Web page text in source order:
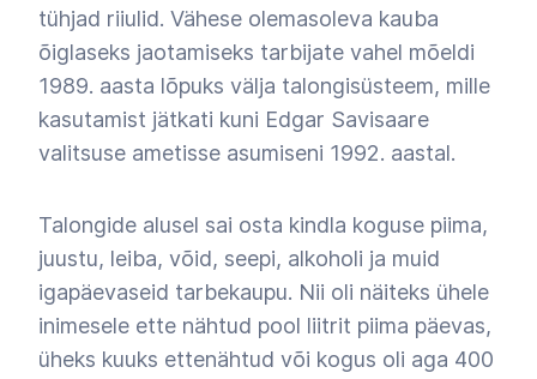
tühjad riiulid. Vähese olemasoleva kauba
õiglaseks jaotamiseks tarbijate vahel mõeldi
1989. aasta lõpuks välja talongisüsteem, mille
kasutamist jätkati kuni Edgar Savisaare
valitsuse ametisse asumiseni 1992. aastal.
Talongide alusel sai osta kindla koguse piima,
juustu, leiba, võid, seepi, alkoholi ja muid
igapäevaseid tarbekaupu. Nii oli näiteks ühele
inimesele ette nähtud pool liitrit piima päevas,
üheks kuuks ettenähtud või kogus oli aga 400